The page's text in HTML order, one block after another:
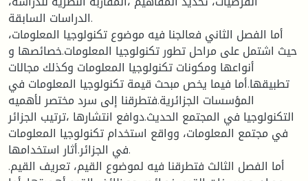
الدراسات السابقة.
أما الفصل الثاني فعالجنا فيه موضوع تكنولوجيا المعلومات،
حيث اشتمل على مراحل تطور تكنولوجيا المعلومات.خصائصها و
أنواعها ومكونات تكنولوجيا المعلومات وكذلك مجالات
تطبيقها.أما فيما يخص مبحث قيمة تكنولوجيا المعلومات في
المؤسسات الجزائرية.فتطرقنا إلى سرد مختصر لأهميه
التكنولوجيا في المجتمع الحديث.دوافع انتشارها ،ترتيب الجزائر
في مجتمع المعلومات، وواقع استخدام تكنولوجيا المعلومات
في الجزائر.أثار استخدامها.
أما الفصل الثالث فتطرقنا فيه لموضوع القيم، تعريف القيم.